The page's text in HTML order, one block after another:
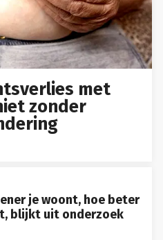
met
zonder
je woont, hoe beter
blijkt uit onderzoek